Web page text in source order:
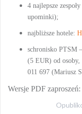
4 najlepsze
upominki);
najbliższe hotele:
schronisko PTSM
(5 EUR) od osoby,
011 697 (Mariusz
Wersje PDF zaproszeń: